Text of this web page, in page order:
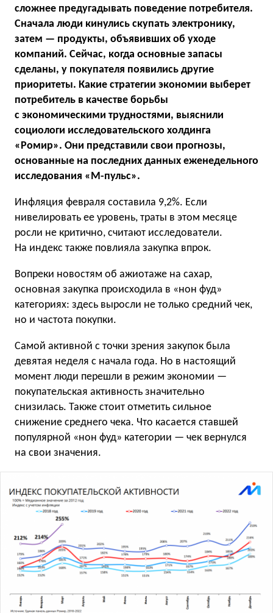
сложнее предугадывать поведение потребителя.
Сначала люди кинулись скупать электронику,
затем — продукты, объявивших об уходе
компаний. Сейчас, когда основные запасы
сделаны, у покупателя появились другие
приоритеты. Какие стратегии экономии выберет
потребитель в качестве борьбы
с экономическими трудностями, выяснили
социологи исследовательского холдинга
«Ромир». Они представили свои прогнозы,
основанные на последних данных еженедельного
исследования «М-пульс».
Инфляция февраля составила 9,2%. Если
нивелировать ее уровень, траты в этом месяце
росли не критично, считают исследователи.
На индекс также повлияла закупка впрок.
Вопреки новостям об ажиотаже на сахар,
основная закупка происходила в «нон фуд»
категориях: здесь выросли не только средний чек,
но и частота покупки.
Самой активной с точки зрения закупок была
девятая неделя с начала года. Но в настоящий
момент люди перешли в режим экономии —
покупательская активность значительно
снизилась. Также стоит отметить сильное
снижение среднего чека. Что касается ставшей
популярной «нон фуд» категории — чек вернулся
на свои значения.